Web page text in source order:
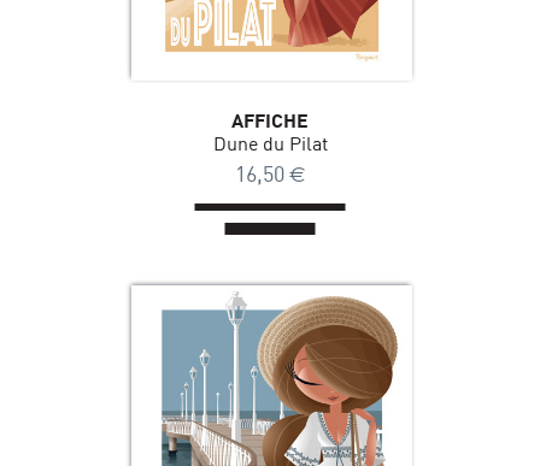
AFFICHE
Dune du Pilat
16,50 €